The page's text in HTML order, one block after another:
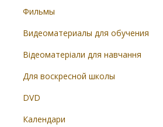
Фильмы
Видеоматериалы для обучения
Відеоматеріали для навчання
Для воскресной школы
DVD
Календари